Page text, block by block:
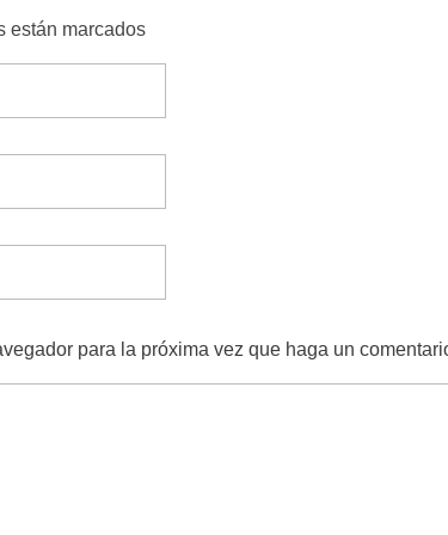
están marcados
para la próxima vez que haga un